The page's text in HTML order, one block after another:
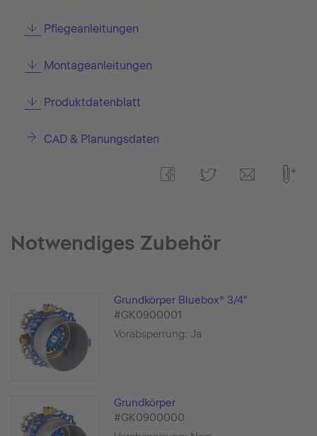
Pflegeanleitungen
Montageanleitungen
Produktdatenblatt
CAD & Planungsdaten
Notwendiges Zubehör
Grundkörper Bluebox® 3/4"
#GK0900001
Vorabsperrung: Ja
Grundkörper
#GK0900000